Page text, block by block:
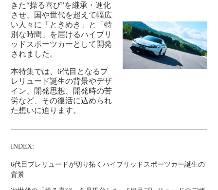
きた“操る喜び”を継承・進化
させ、国や世代を超えて幅広
い人々に「ときめき」と「特
別な時間」を届けるハイブリ
ッドスポーツカーとして開発
されました。
本特集では、6代目となるプ
レリュード誕生の背景やデザ
イン、開発思想、開発時の苦
労など、その復活に込められ
た想いに迫ります。
INDEX:
6代目プレリュードが切り拓くハイブリッドスポーツカー誕生の
背景